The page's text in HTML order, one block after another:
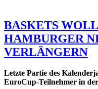
BASKETS
HAMBURGER
VERLÄNGERN
Letzte Partie des
EuroCup-Teilnehmer in